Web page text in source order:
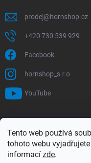
Tento web používá
tohoto webu
informací zde.
prodej@hornshop.cz
+420 730 539 929
Facebook
hornshop_s.r.o
YouTube